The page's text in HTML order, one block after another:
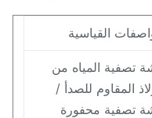
القياسية
المياه من
للصدأ /
محفورة